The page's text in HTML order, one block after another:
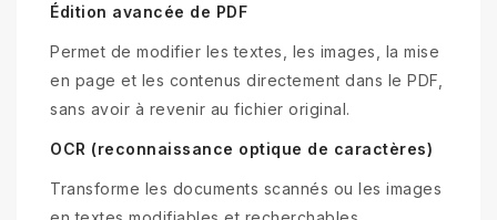
Édition avancée de PDF
Permet de modifier les textes, les images, la mise
en page et les contenus directement dans le PDF,
sans avoir à revenir au fichier original.
OCR (reconnaissance optique de caractères)
Transforme les documents scannés ou les images